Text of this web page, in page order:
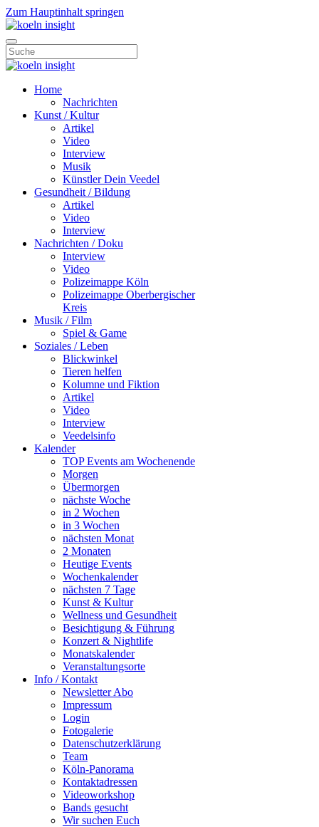
Zum Hauptinhalt springen
Home
Nachrichten
Kunst / Kultur
Artikel
Video
Interview
Musik
Künstler Dein Veedel
Gesundheit / Bildung
Artikel
Video
Interview
Nachrichten / Doku
Interview
Video
Polizeimappe Köln
Polizeimappe Oberbergischer
Kreis
Musik / Film
Spiel & Game
Soziales / Leben
Blickwinkel
Tieren helfen
Kolumne und Fiktion
Artikel
Video
Interview
Veedelsinfo
Kalender
TOP Events am Wochenende
Morgen
Übermorgen
nächste Woche
in 2 Wochen
in 3 Wochen
nächsten Monat
2 Monaten
Heutige Events
Wochenkalender
nächsten 7 Tage
Kunst & Kultur
Wellness und Gesundheit
Besichtigung & Führung
Konzert & Nightlife
Monatskalender
Veranstaltungsorte
Info / Kontakt
Newsletter Abo
Impressum
Login
Fotogalerie
Datenschutzerklärung
Team
Köln-Panorama
Kontaktadressen
Videoworkshop
Bands gesucht
Wir suchen Euch